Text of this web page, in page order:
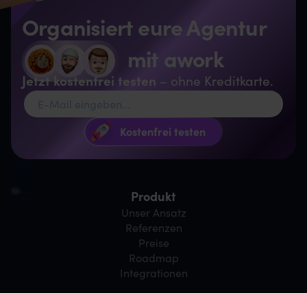
Organisiert eure Agentur
mit awork
Jetzt kostenfrei testen – ohne Kreditkarte.
Produkt
Unser Ansatz
Referenzen
Preise
Roadmap
Integrationen